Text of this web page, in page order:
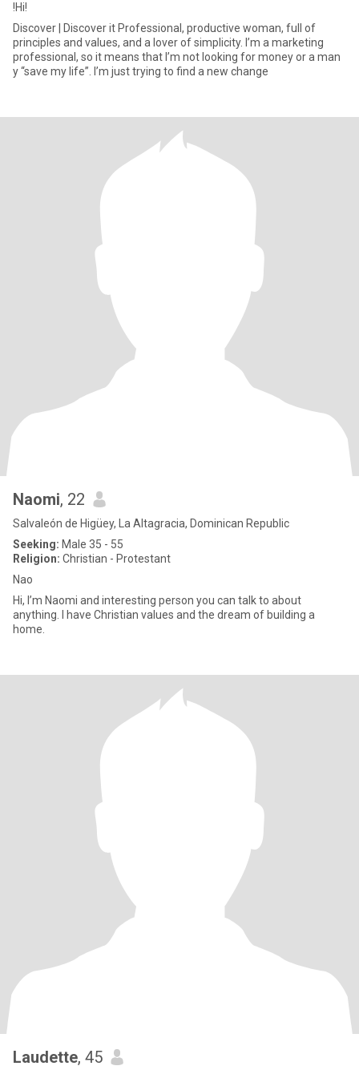
!Hi!
Discover | Discover it Professional, productive woman, full of
principles and values, and a lover of simplicity. I’m a marketing
professional, so it means that I’m not looking for money or a man
y “save my life”. I’m just trying to find a new change
Naomi, 22
Salvaleón de Higüey, La Altagracia, Dominican Republic
Seeking: Male 35 - 55
Religion: Christian - Protestant
Nao
Hi, I’m Naomi and interesting person you can talk to about
anything. I have Christian values and the dream of building a
home.
Laudette, 45